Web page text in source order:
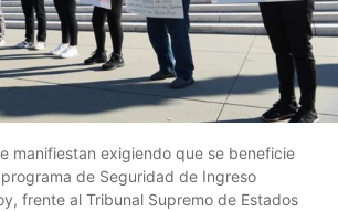
manifiestan exigiendo que se beneficie
de Seguridad de Ingreso
frente al Tribunal Supremo de Estados